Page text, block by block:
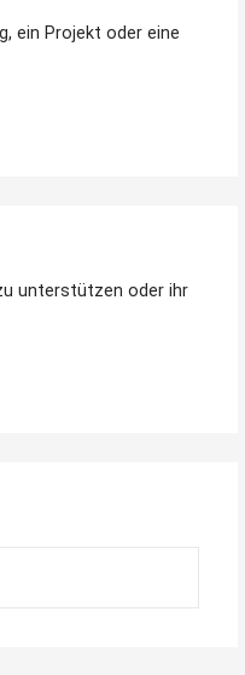
ein Projekt oder eine
unterstützen oder ihr